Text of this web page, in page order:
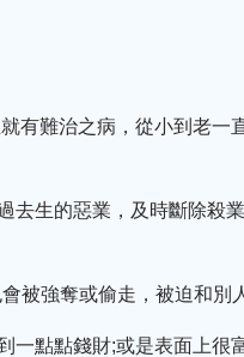
有難治之病，從小到老一
去生的惡業，及時斷除殺
被強奪或偷走，被迫和別
一點點錢財;或是表面上很